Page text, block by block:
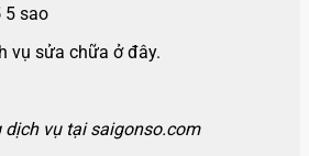
5 sao
vụ sửa chữa ở đây.
vụ tại saigonso.com